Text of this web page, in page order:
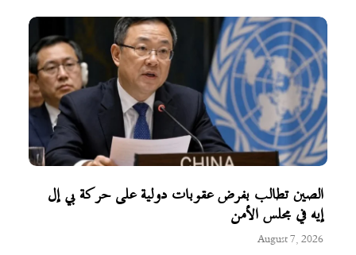
الصين تطالب بفرض عقوبات دولية على حركة بي إل
إيه في مجلس الأمن
August 7, 2026